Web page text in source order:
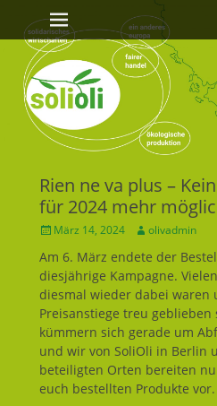
Erstes Menü
Zum
Inhalt:
Rien ne va plus –
für 2024 mehr
Geposted
März 14, 2024 Autorolivadmin
Am 6. März endete der
diesjährige Kampagne.
diesmal wieder dabei waren
Preisanstiege treu geblieben
kümmern sich gerade um
und wir von SoliOli in Berlin
beteiligten Orten bereiten
euch bestellten Produkte vor.